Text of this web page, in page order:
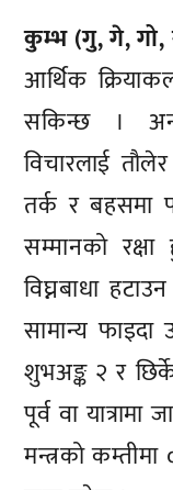
कुम्भ (गु, गे,
आर्थिक
सकिन्छ ।
विचारलाई
तर्क र
सम्मानको
विघ्नबाधा
सामान्य
शुभअङ्क २ र
पूर्व वा
मन्त्रको